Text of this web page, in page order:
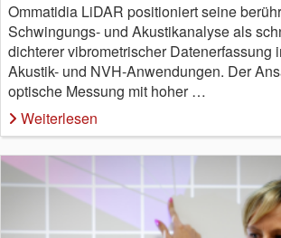
Ommatidia LiDAR positioniert seine
Schwingungs- und Akustikanalyse als
dichterer vibrometrischer Datenerfassung
Akustik- und NVH-Anwendungen. Der
optische Messung mit hoher …
Weiterlesen